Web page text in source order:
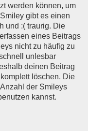
werden können, um
gibt es einen
und :( traurig. Die
eines Beitrags
nicht zu häufig zu
unlesbar
deinen Beitrag
löschen. Die
der Smileys
kannst.